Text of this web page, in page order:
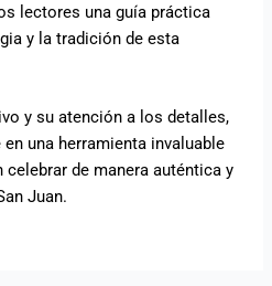
lectores una guía práctica
y la tradición de esta
y su atención a los detalles,
una herramienta invaluable
celebrar de manera auténtica y
Juan.